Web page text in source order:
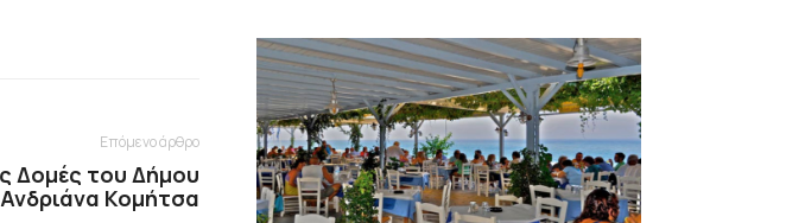
Επόμενο άρθρο
Δομές του Δήμου
Κομήτσα